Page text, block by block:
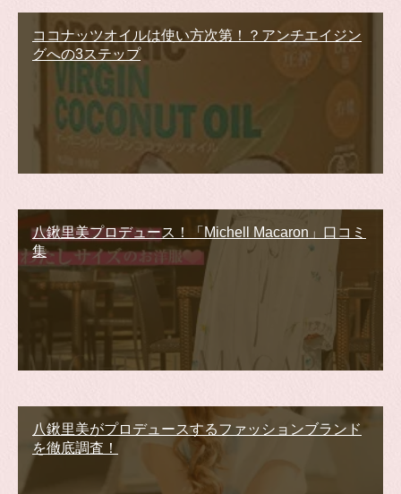
ココナッツオイルは使い方次第！？アンチエイジン
グへの3ステップ
八鍬里美プロデュース！「Michell Macaron」口コミ
集
八鍬里美がプロデュースするファッションブランド
を徹底調査！